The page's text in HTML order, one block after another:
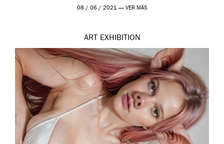
Madrid y la Wellcome […]
08 / 06 / 2021 — VER MÁS
ART EXHIBITION